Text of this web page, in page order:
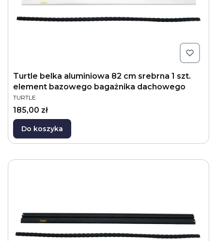
Turtle belka aluminiowa 82 cm srebrna 1 szt.
element bazowego bagażnika dachowego
PRODUCENT
TURTLE
Cena
185,00 zł
Do koszyka